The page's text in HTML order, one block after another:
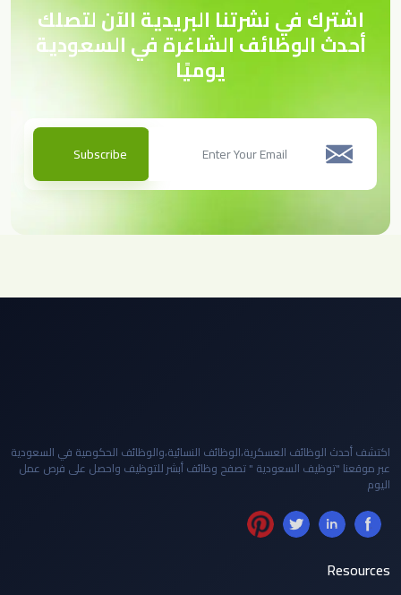
اشترك في نشرتنا البريدية الآن لتصلك
أحدث الوظائف الشاغرة في السعودية
يوميًا
Subscribe
اكتشف أحدث الوظائف العسكرية،الوظائف النسائية،والوظائف الحكومية في السعودية
عبر موقعنا "توظيف السعودية " تصفح وظائف أبشر للتوظيف واحصل على فرص عمل
اليوم
Resources